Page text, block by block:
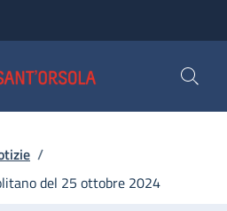
/
del 25 ottobre 2024